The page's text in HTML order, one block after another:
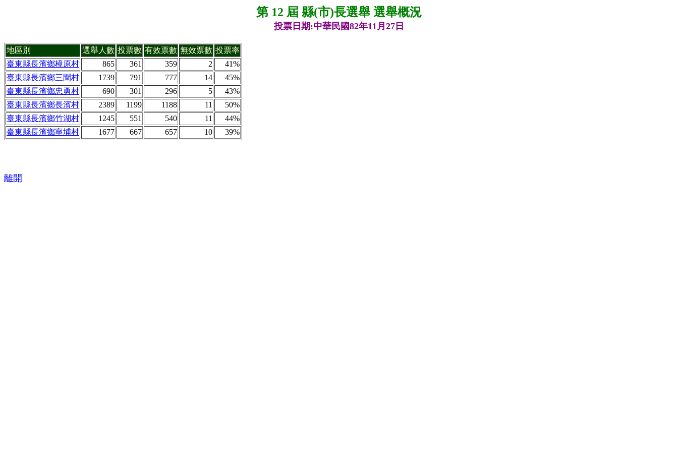
第 12 屆 縣(市)長選舉 選舉概況
投票日期:中華民國82年11月27日
地區別 選舉人數 投票數 有效票數 無效票數 投票率
臺東縣長濱鄉樟原村
865 361 359 2
41%
臺東縣長濱鄉三間村
1739 791 777 14
45%
臺東縣長濱鄉忠勇村
690 301 296 5
43%
臺東縣長濱鄉長濱村
2389 1199 1188 11
50%
臺東縣長濱鄉竹湖村
1245 551 540 11
44%
臺東縣長濱鄉寧埔村
1677 667 657 10 39%
離開